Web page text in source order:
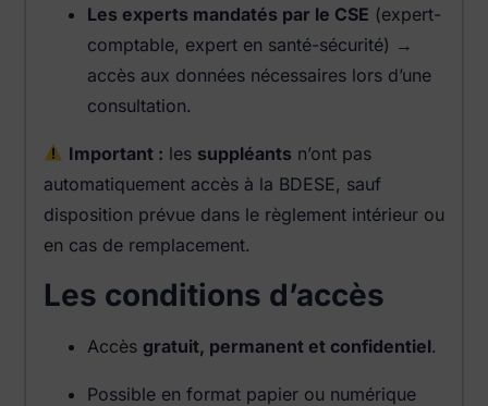
Les experts mandatés par le CSE (expert-
comptable, expert en santé-sécurité) →
accès aux données nécessaires lors d’une
consultation.
Important : les suppléants n’ont pas
automatiquement accès à la BDESE, sauf
disposition prévue dans le règlement intérieur ou
en cas de remplacement.
Les conditions d’accès
Accès gratuit, permanent et confidentiel.
Possible en format papier ou numérique